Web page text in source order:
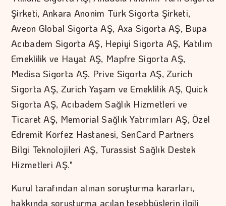
Şirketi, Ankara Anonim Türk Sigorta Şirketi,
Aveon Global Sigorta AŞ, Axa Sigorta AŞ, Bupa
Acıbadem Sigorta AŞ, Hepiyi Sigorta AŞ, Katılım
Emeklilik ve Hayat AŞ, Mapfre Sigorta AŞ,
Medisa Sigorta AŞ, Prive Sigorta AŞ, Zurich
Sigorta AŞ, Zurich Yaşam ve Emeklilik AŞ, Quick
Sigorta AŞ, Acıbadem Sağlık Hizmetleri ve
Ticaret AŞ, Memorial Sağlık Yatırımları AŞ, Özel
Edremit Körfez Hastanesi, SenCard Partners
Bilgi Teknolojileri AŞ, Turassist Sağlık Destek
Hizmetleri AŞ."
Kurul tarafından alınan soruşturma kararları,
hakkında soruşturma açılan teşebbüslerin ilgili